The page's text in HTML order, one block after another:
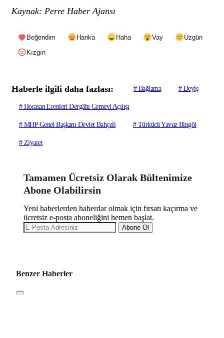
Kaynak: Perre Haber Ajansı
Beğendim Harika Haha Vay
Üzgün
Kızgın
Haberle ilgili daha fazlası: # Bağlama # Deyiş
# Horasan Erenleri Dergâhı Cemevi Açılışı
# MHP Genel Başkanı Devlet Bahçeli # Türkücü Yavuz Bingöl
# Ziyaret
Tamamen Ücretsiz Olarak Bültenimize
Abone Olabilirsin
Yeni haberlerden haberdar olmak için fırsatı kaçırma ve
ücretsiz e-posta aboneliğini hemen başlat.
Abone Ol
Benzer Haberler